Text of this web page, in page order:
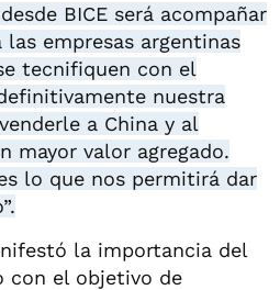
BICE será acompañar
empresas argentinas
tecnifiquen con el
nuestra
a China y al
mayor valor agregado.
lo que nos permitirá dar
la importancia del
con el objetivo de